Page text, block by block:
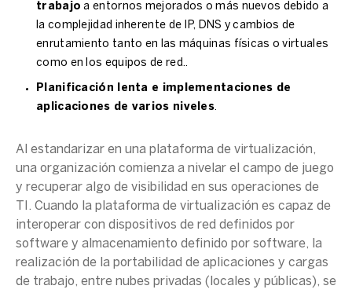
trabajo a entornos mejorados o más nuevos debido a
la complejidad inherente de IP, DNS y cambios de
enrutamiento tanto en las máquinas físicas o virtuales
como en los equipos de red..
Planificación lenta e implementaciones de
aplicaciones de varios niveles.
Al estandarizar en una plataforma de virtualización,
una organización comienza a nivelar el campo de juego
y recuperar algo de visibilidad en sus operaciones de
TI. Cuando la plataforma de virtualización es capaz de
interoperar con dispositivos de red definidos por
software y almacenamiento definido por software, la
realización de la portabilidad de aplicaciones y cargas
de trabajo, entre nubes privadas (locales y públicas), se